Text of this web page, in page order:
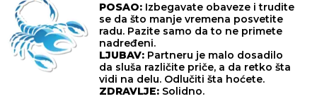
POSAO: Izbegavate obaveze i trudite
se da što manje vremena posvetite
radu. Pazite samo da to ne primete
nadređeni.
LJUBAV: Partneru je malo dosadilo
da sluša različite priče, a da retko šta
vidi na delu. Odlučiti šta hoćete.
ZDRAVLJE: Solidno.